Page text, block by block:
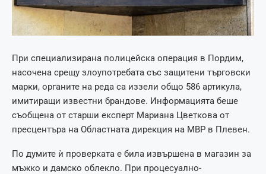
При специализирана полицейска операция в Пордим,
насочена срещу злоупотребата със защитени търговски
марки, органите на реда са иззели общо 586 артикула,
имитиращи известни брандове. Информацията беше
съобщена от старши експерт Мариана Цветкова от
пресцентъра на Областната дирекция на МВР в Плевен.
По думите ѝ проверката е била извършена в магазин за
мъжко и дамско облекло. При процесуално-